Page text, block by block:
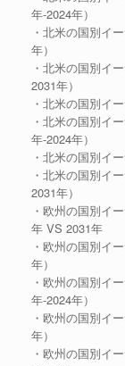
年-2024年）
・北米の国別イ
年）
・北米の国別イ
2031年）
・北米の国別イ
・北米の国別イ
年-2024年）
・北米の国別イ
・北米の国別イ
2031年）
・欧州の国別イ
年 VS 2031年
・欧州の国別イ
年）
・欧州の国別イ
年-2024年）
・欧州の国別イ
年）
・欧州の国別イ